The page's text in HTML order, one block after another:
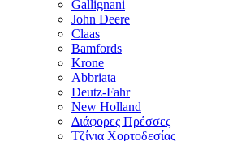
Gallignani
John Deere
Claas
Bamfords
Krone
Abbriata
Deutz-Fahr
New Holland
Διάφορες Πρέσσες
Τζίνια Χορτοδεσίας